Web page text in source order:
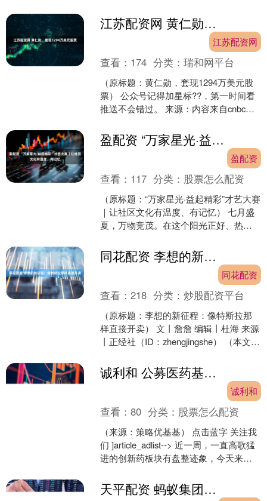
江苏配资网 黄仁勋，套现1294万美元股票
江苏配资网
查看： 174 分类：瑞和网平台
（原标题：黄仁勋，套现1294万美元股
票） 公众号记得加星标??，第一时间看
推送不会错过。 来源：内容来自cnbc，
（SEC....
盈配资 “万家星光·益起精彩”才艺大赛｜让社区文化有温度、有记忆
盈配资
查看： 117 分类： 股票怎么配资
（原标题：“万家星光·益起精彩”才艺大赛
｜让社区文化有温度、有记忆） 七月盛
夏，万物竞茂。在这个阳光正好、热情
眼的星光盛典——....
同花配资 李想的新征程：像特斯拉那样直接开卖
同花配资
查看：218 分类：炒股配资平台
（原标题：李想的新征程：像特斯拉那
样直接开卖） 文丨詹詹 编辑丨杜海 来源
丨正经社（ID：zhengjingshe） （本文约
诚利和 公募医药基金经理观点速递
诚利和
查看：80 分类： 股票怎么配资
（来源：策略优基基） 点击蓝字 关注我
们 ]article_adlist--> 近一周，一直高歌猛
进的创新药板块有盘整迹象，今天来盘
天平配资 蚂蚁集团紧急辟谣